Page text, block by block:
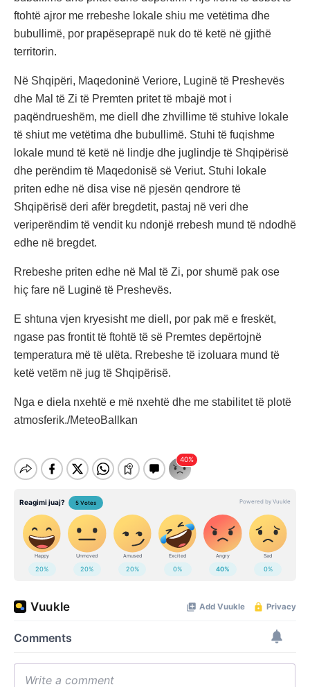
ftohtë ajror me rrebeshe lokale shiu me vetëtima dhe
bubullimë, por prapëseprapë nuk do të ketë në gjithë
territorin.
Në Shqipëri, Maqedoninë Veriore, Luginë të Preshevës
dhe Mal të Zi të Premten pritet të mbajë mot i
paqëndrueshëm, me diell dhe zhvillime të stuhive lokale
të shiut me vetëtima dhe bubullimë. Stuhi të fuqishme
lokale mund të ketë në lindje dhe juglindje të Shqipërisë
dhe perëndim të Maqedonisë së Veriut. Stuhi lokale
priten edhe në disa vise në pjesën qendrore të
Shqipërisë deri afër bregdetit, pastaj në veri dhe
veriperëndim të vendit ku ndonjë rrebesh mund të ndodhë
edhe në bregdet.
Rrebeshe priten edhe në Mal të Zi, por shumë pak ose
hiç fare në Luginë të Preshevës.
E shtuna vjen kryesisht me diell, por pak më e freskët,
ngase pas frontit të ftohtë të së Premtes depërtojnë
temperatura më të ulëta. Rrebeshe të izoluara mund të
ketë vetëm në jug të Shqipërisë.
Nga e diela nxehtë e më nxehtë dhe me stabilitet të plotë
atmosferik./MeteoBallkan